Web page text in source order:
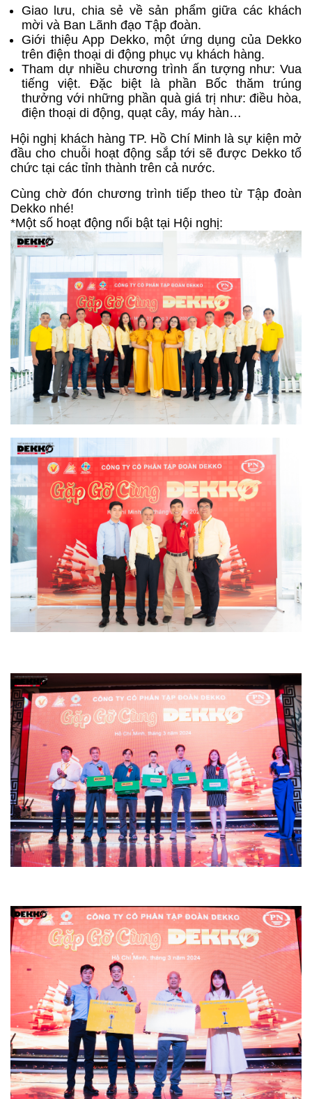
Giao lưu, chia sẻ về sản phẩm giữa các khách
mời và Ban Lãnh đạo Tập đoàn.
Giới thiệu App Dekko, một ứng dụng của Dekko
trên điện thoại di động phục vụ khách hàng.
Tham dự nhiều chương trình ấn tượng như: Vua
tiếng việt. Đặc biệt là phần Bốc thăm trúng
thưởng với những phần quà giá trị như: điều hòa,
điện thoại di động, quạt cây, máy hàn…
Hội nghị khách hàng TP. Hồ Chí Minh là sự kiện mở
đầu cho chuỗi hoạt động sắp tới sẽ được Dekko tổ
chức tại các tỉnh thành trên cả nước.
Cùng chờ đón chương trình tiếp theo từ Tập đoàn
Dekko nhé!
*Một số hoạt động nổi bật tại Hội nghị: